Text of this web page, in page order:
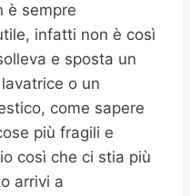
è sempre
infatti non è così
e sposta un
o un
come sapere
più fragili e
così che ci stia più
arrivi a